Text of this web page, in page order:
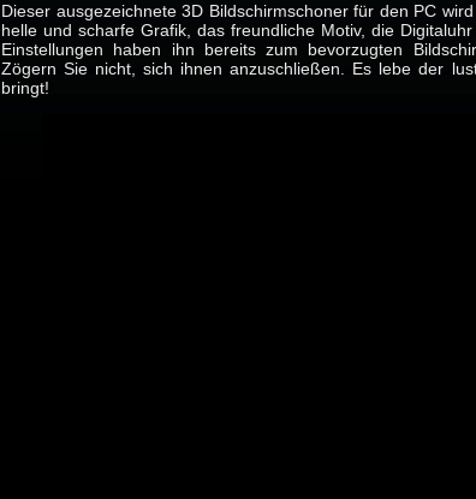
Dieser ausgezeichnete 3D Bildschirmschoner für den PC
helle und scharfe Grafik, das freundliche Motiv, die
Einstellungen haben ihn bereits zum bevorzugten
Zögern Sie nicht, sich ihnen anzuschließen. Es lebe der
bringt!